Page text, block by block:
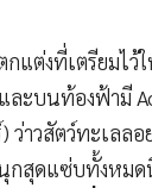
แต่งที่เตรียมไว้
ละบนท้องฟ้ามี
ว่าวสัตว์ทะเลล
กสุดแซ่บทั้งหม